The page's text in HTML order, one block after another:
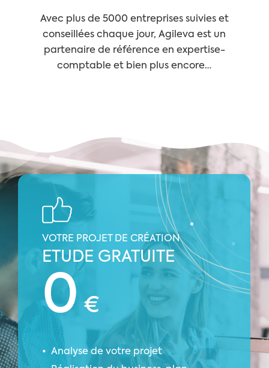
Avec plus de 5000 entreprises suivies et
conseillées chaque jour, Agileva est un
partenaire de référence en expertise-
comptable et bien plus encore…
VOTRE PROJET DE CRÉATION
ETUDE GRATUITE
0 €
Analyse de votre projet